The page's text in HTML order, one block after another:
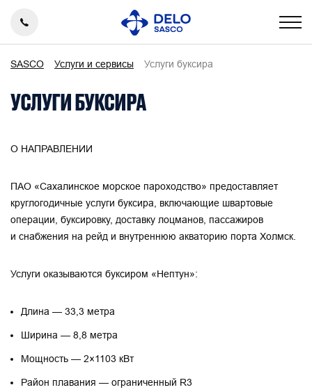
SASCO Услуги и сервисы Услуги буксира
УСЛУГИ БУКСИРА
О НАПРАВЛЕНИИ
ПАО «Сахалинское морское пароходство» предоставляет
круглогодичные услуги буксира, включающие швартовые
операции, буксировку, доставку лоцманов, пассажиров
и снабжения на рейд и внутреннюю акваторию порта Холмск.
Услуги оказываются буксиром «Нептун»:
Длина — 33,3 метра
Ширина — 8,8 метра
Мощность — 2×1103 кВт
Район плавания — ограниченный R3